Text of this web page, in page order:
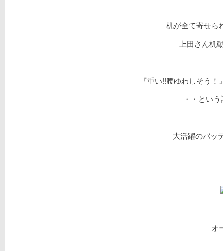
机が全て寄せら
上田さん机
『重い!!腰ゆわしそう
・・とい
大活躍のバッ
オ